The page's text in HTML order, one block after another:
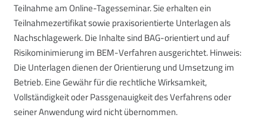
Teilnahme am Online-Tagesseminar. Sie erhalten ein
Teilnahmezertifikat sowie praxisorientierte Unterlagen als
Nachschlagewerk. Die Inhalte sind BAG-orientiert und auf
Risikominimierung im BEM-Verfahren ausgerichtet. Hinweis:
Die Unterlagen dienen der Orientierung und Umsetzung im
Betrieb. Eine Gewähr für die rechtliche Wirksamkeit,
Vollständigkeit oder Passgenauigkeit des Verfahrens oder
seiner Anwendung wird nicht übernommen.